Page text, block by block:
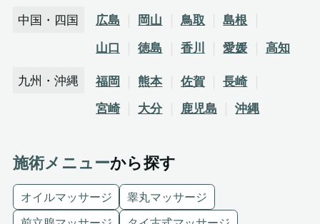
中国・四国 広島 岡山 鳥取
島根
山口
徳島 香川 愛媛 高知
九州・沖縄 福岡 熊本 佐賀
長崎
宮崎
大分 鹿児島 沖縄
施術メニューから探す
オイルマッサージ
睾丸マッサージ